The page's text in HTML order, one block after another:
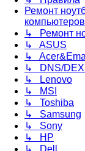
Ремонт
↳ Ремонт
↳ ASUS
↳
↳ DNS/
↳ Lenovo
↳ MSI
↳ Toshiba
↳ Samsung
↳ Sony
↳ HP